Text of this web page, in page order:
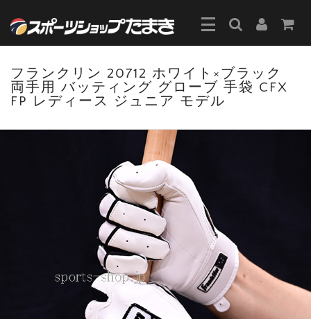
フランクリン 20712 ホワイト×ブラック
両手用 バッティング グローブ 手袋 CFX
FP レディース ジュニア モデル